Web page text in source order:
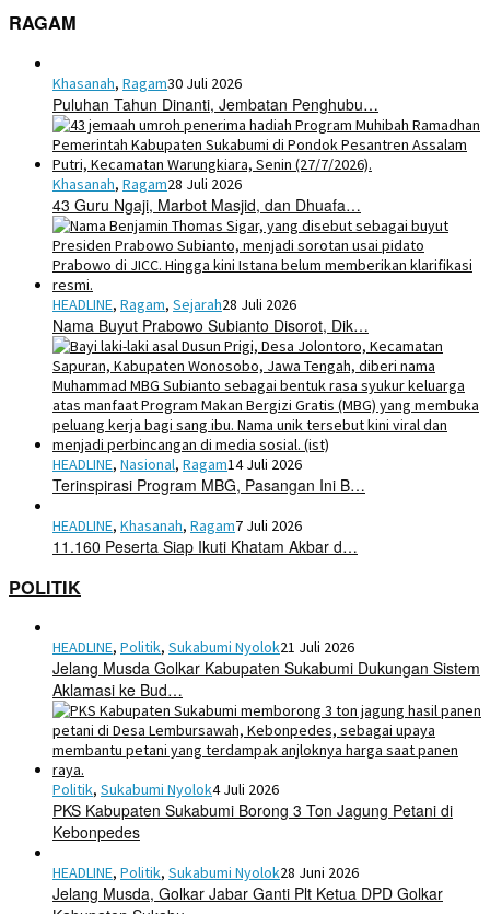
RAGAM
Khasanah, Ragam30 Juli 2026
Puluhan Tahun Dinanti, Jembatan Penghubu…
Khasanah, Ragam28 Juli 2026
43 Guru Ngaji, Marbot Masjid, dan Dhuafa…
HEADLINE, Ragam, Sejarah28 Juli 2026
Nama Buyut Prabowo Subianto Disorot, Dik…
HEADLINE, Nasional, Ragam14 Juli 2026
Terinspirasi Program MBG, Pasangan Ini B…
HEADLINE, Khasanah, Ragam7 Juli 2026
11.160 Peserta Siap Ikuti Khatam Akbar d…
POLITIK
HEADLINE, Politik, Sukabumi Nyolok21 Juli 2026
Jelang Musda Golkar Kabupaten Sukabumi Dukungan Sistem
Aklamasi ke Bud…
Politik, Sukabumi Nyolok4 Juli 2026
PKS Kabupaten Sukabumi Borong 3 Ton Jagung Petani di
Kebonpedes
HEADLINE, Politik, Sukabumi Nyolok28 Juni 2026
Jelang Musda, Golkar Jabar Ganti Plt Ketua DPD Golkar